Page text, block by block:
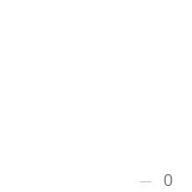
0